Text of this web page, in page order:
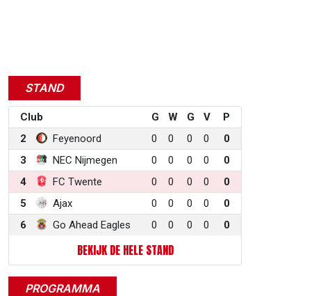
linkSTAND
Club G W G V
P
2
Feyenoord 0 0 0 0
0
3
NEC Nijmegen 0 0 0 0
0
4
FC Twente 0 0 0 0
0
5
Ajax 0 0 0 0
0
6
Go Ahead Eagles 0 0 0 0 0
BEKIJK DE HELE STAND
PROGRAMMA